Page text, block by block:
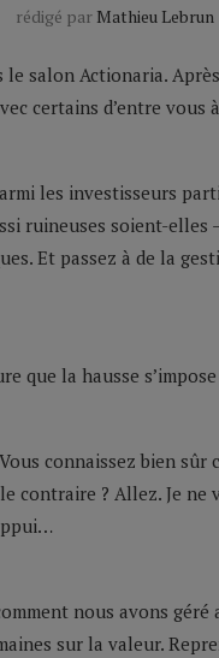
rédigé par Mathieu Lebrun
le salon Actionaria.
certains d’entre
les investisseurs
ruineuses soient-
Et passez à de la
que la hausse
connaissez bien sûr
contraire ? Allez. Je ne
nous avons géré
sur la valeur.